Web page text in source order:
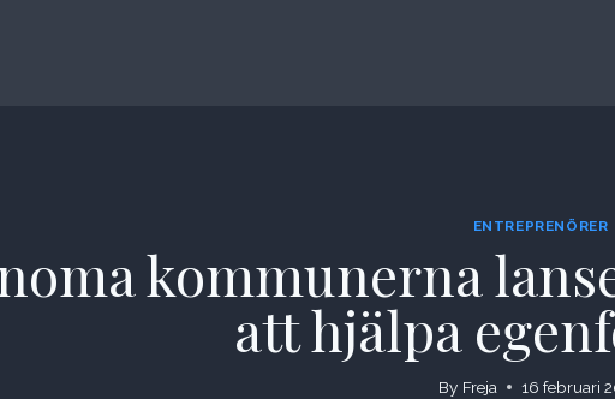
ENTREPRENÖRER
kommunerna
att hjälpa
By Freja 16 februari